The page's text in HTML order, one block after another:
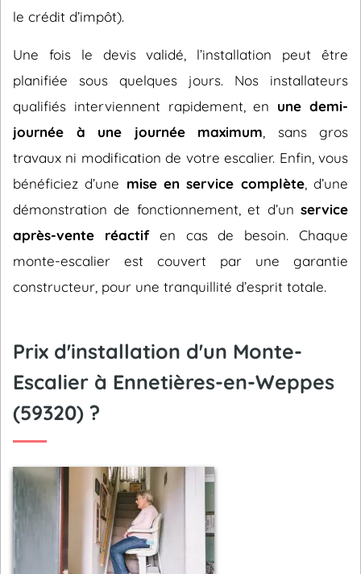
le crédit d’impôt).
Une fois le devis validé, l’installation peut être
planifiée sous quelques jours. Nos installateurs
qualifiés interviennent rapidement, en une demi-
journée à une journée maximum , sans gros
travaux ni modification de votre escalier. Enfin, vous
bénéficiez d’une mise en service complète, d’une
démonstration de fonctionnement, et d’un service
après-vente réactifen cas de besoin. Chaque
monte-escalier est couvert par une garantie
constructeur, pour une tranquillité d’esprit totale.
Prix d'installation d'un Monte-
Escalier à Ennetières-en-Weppes
(59320) ?